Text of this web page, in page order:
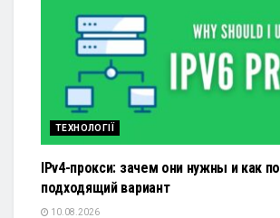
ТЕХНОЛОГІЇ
IPv4-прокси: зачем они нужны и как
подходящий вариант
10.08.2026